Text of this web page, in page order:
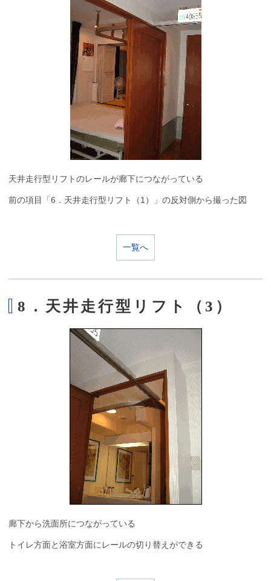
天井走行型リフトのレールが廊下につながっている
前の項目「6．天井走行型リフト（1）」の反対側から撮った図
一覧へ
8．天井走行型リフト（3）
廊下から洗面所につながっている
トイレ方面と浴室方面にレールの切り替えができる